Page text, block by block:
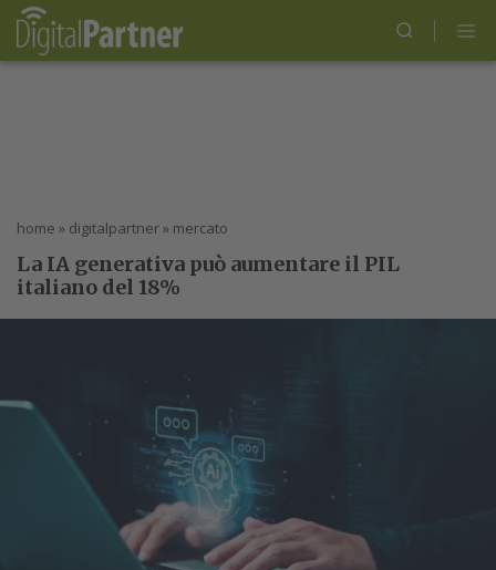
home » digitalpartner» mercato
La IA generativa può aumentare il PIL
italiano del 18%